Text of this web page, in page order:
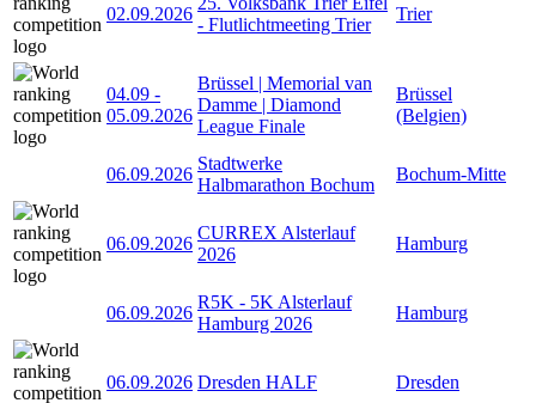
02.09.2026
- Flutlichtmeeting Trier
Trier
04.09 -
05.09.2026
Brüssel | Memorial van
Damme | Diamond
League Finale
Brüssel
(Belgien)
06.09.2026
Stadtwerke
Halbmarathon Bochum
Bochum-Mitte
06.09.2026
CURREX Alsterlauf
2026
Hamburg
06.09.2026
R5K - 5K Alsterlauf
Hamburg 2026
Hamburg
06.09.2026 Dresden HALF Dresden